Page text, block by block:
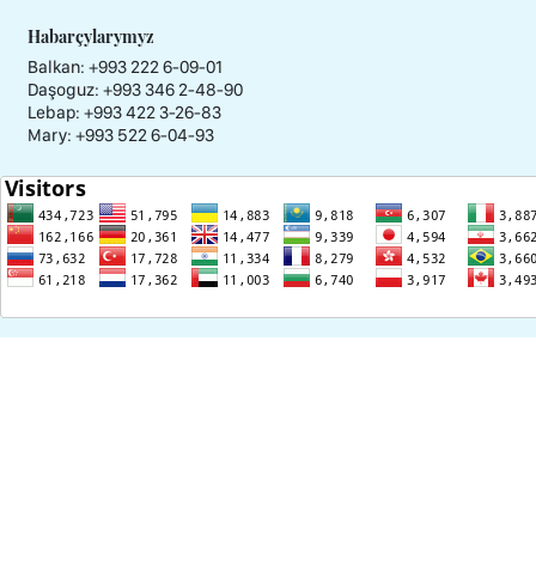
Habarçylarymyz
Balkan: +993 222 6-09-01
Daşoguz: +993 346 2-48-90
Lebap: +993 422 3-26-83
Mary: +993 522 6-04-93